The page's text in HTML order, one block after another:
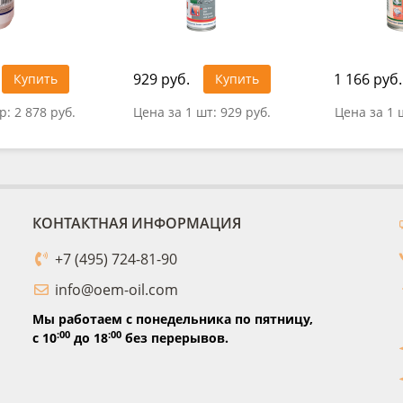
Купить
2 878 руб.
929 руб.
Купить
Цена за 1 шт: 929 руб.
1 166 руб.
Цена за 1
КОНТАКТНАЯ ИНФОРМАЦИЯ
+7 (495) 724-81-90
info@oem-oil.com
Мы работаем с понедельника по пятницу,
с 10:00до 18:00без перерывов.